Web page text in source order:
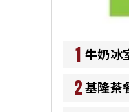
1 牛奶冰
2基隆茶